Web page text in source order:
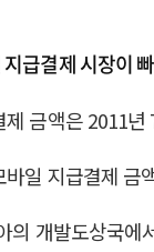
급결제 시장이
금액은 2011
일 지급결제 금
의 개발도상국에